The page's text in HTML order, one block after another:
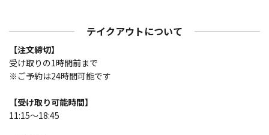
テイクアウトについて
【注文締切】
受け取りの1時間前まで
※ご予約は24時間可能です
【受け取り可能時間】
11:15～18:45